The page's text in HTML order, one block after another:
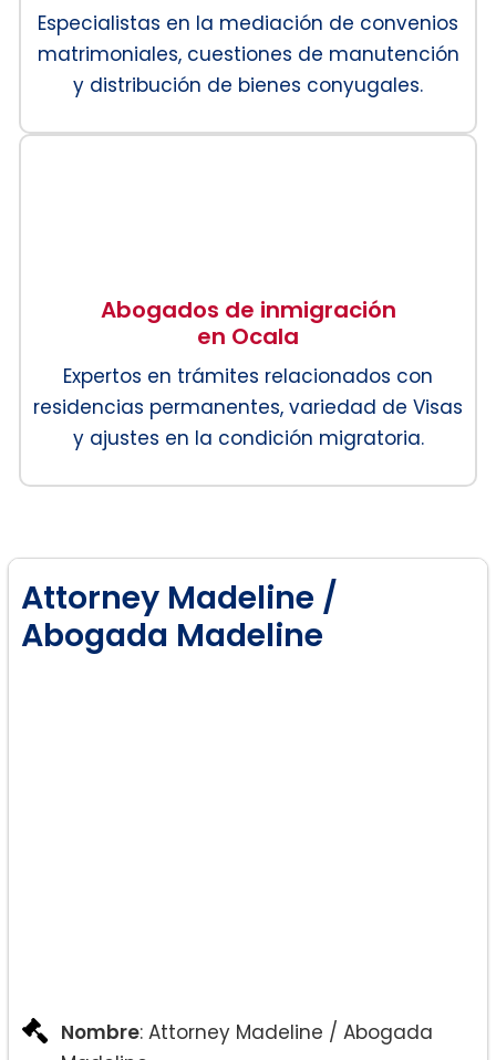
Especialistas en la mediación de convenios
matrimoniales, cuestiones de manutención
y distribución de bienes conyugales.
Abogados de inmigración
en Ocala
Expertos en trámites relacionados con
residencias permanentes, variedad de Visas
y ajustes en la condición migratoria.
Attorney Madeline /
Abogada Madeline
Nombre: Attorney Madeline / Abogada